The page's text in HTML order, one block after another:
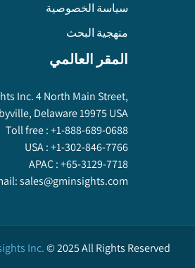
سياسة الخصوصية
منهجية البحث
المقر العالمي
Inc. 4 North Main Street,
Delaware 19975 USA
Toll free :+1-888-689-0688
USA :+1-302-846-7766
APAC :+65-3129-7718
sales@gminsights.com
Inc.©2025All Rights Reserved.